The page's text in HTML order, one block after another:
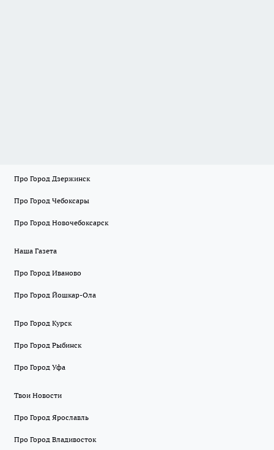
Про Город Дзержинск
Про Город Чебоксары
Про Город Новочебоксарск
Наша Газета
Про Город Иваново
Про Город Йошкар-Ола
Про Город Курск
Про Город Рыбинск
Про Город Уфа
Твои Новости
Про Город Ярославль
Про Город Владивосток